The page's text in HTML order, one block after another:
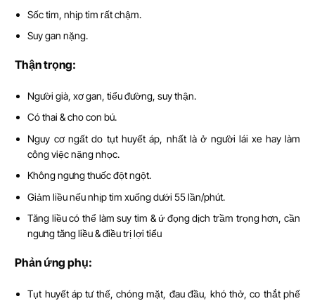
Sốc tim, nhịp tim rất chậm.
Suy gan nặng.
Thận trọng:
Người già, xơ gan, tiểu đường, suy thận.
Có thai & cho con bú.
Nguy cơ ngất do tụt huyết áp, nhất là ở người lái xe hay làm
công việc nặng nhọc.
Không ngưng thuốc đột ngột.
Giảm liều nếu nhịp tim xuống dưới 55 lần/phút.
Tăng liều có thể làm suy tim & ứ đọng dịch trầm trọng hơn, cần
ngưng tăng liều & điều trị lợi tiểu
Phản ứng phụ:
Tụt huyết áp tư thế, chóng mặt, đau đầu, khó thở, co thắt phế